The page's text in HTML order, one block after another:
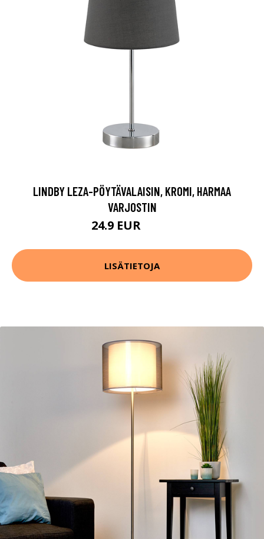
LINDBY LEZA-PÖYTÄVALAISIN, KROMI, HARMAA
VARJOSTIN
24.9 EUR
LISÄTIETOJA